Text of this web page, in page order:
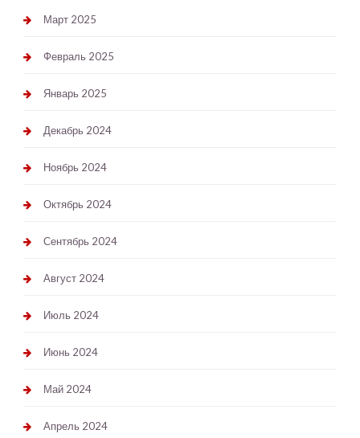
Март 2025
Февраль 2025
Январь 2025
Декабрь 2024
Ноябрь 2024
Октябрь 2024
Сентябрь 2024
Август 2024
Июль 2024
Июнь 2024
Май 2024
Апрель 2024